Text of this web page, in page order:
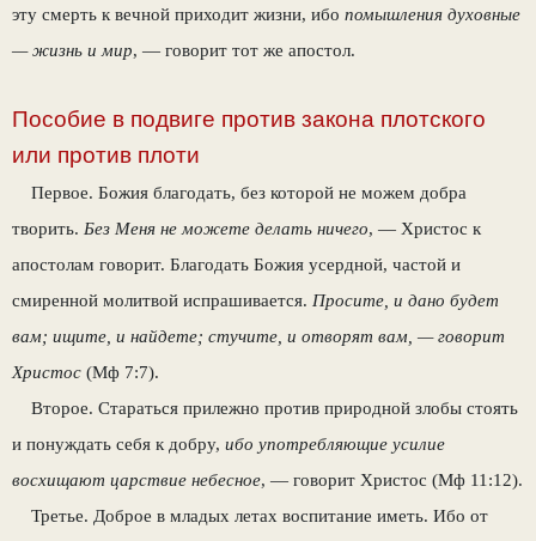
эту смерть к вечной приходит жизни, ибо помышления духовные
— жизнь и мир, — говорит тот же апостол.
Пособие в подвиге против закона плотского
или против плоти
Первое. Божия благодать, без которой не можем добра
творить. Без Меня не можете делать ничего, — Христос к
апостолам говорит. Благодать Божия усердной, частой и
смиренной молитвой испрашивается. Просите, и дано будет
вам; ищите, и найдете; стучите, и отворят вам, — говорит
Христос (Мф 7:7).
Второе. Стараться прилежно против природной злобы стоять
и понуждать себя к добру, ибо употребляющие усилие
восхищают царствие небесное, — говорит Христос (Мф 11:12).
Третье. Доброе в младых летах воспитание иметь. Ибо от